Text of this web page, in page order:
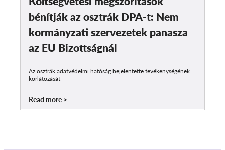
bénítják az osztrák DPA-t: Nem
kormányzati szervezetek panasza
az EU Bizottságnál
Az osztrák adatvédelmi hatóság bejelentette tevékenységének
korlátozását
Read more